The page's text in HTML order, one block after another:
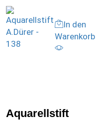
In den
Warenkorb
Aquarellstift